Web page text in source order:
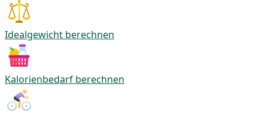
Idealgewicht berechnen
Kalorienbedarf berechnen